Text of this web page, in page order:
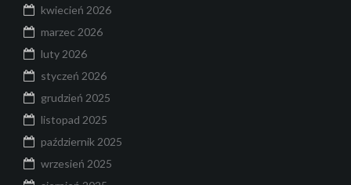
kwiecień 2026
marzec 2026
luty 2026
styczeń 2026
grudzień 2025
listopad 2025
październik 2025
wrzesień 2025